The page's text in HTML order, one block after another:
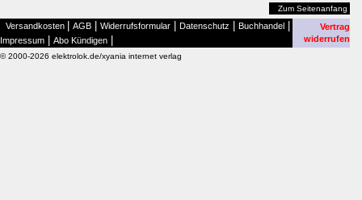
Zum Seitenanfang
Versandkosten AGB Widerrufsformular Datenschutz Buchhandel
Impressum Abo Kündigen
Vertrag
widerrufen
© 2000-2026 elektrolok.de/xyania internet verlag